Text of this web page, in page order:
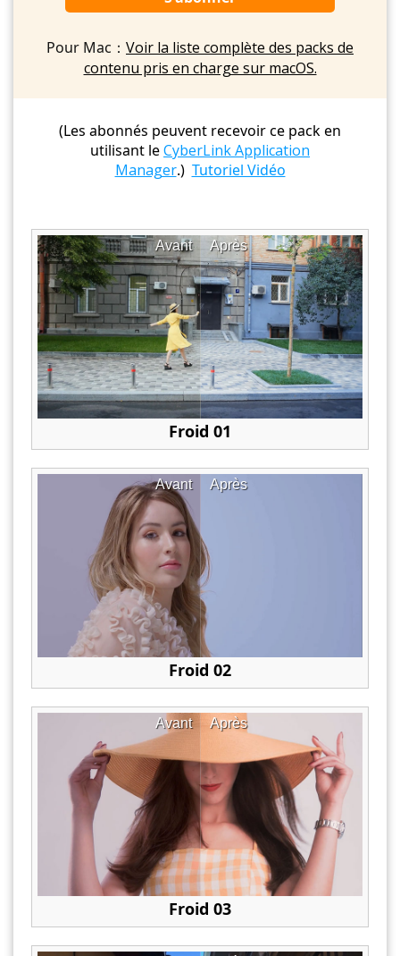
Pour Mac： Voir la liste complète des packs de
contenu pris en charge sur macOS.
(Les abonnés peuvent recevoir ce pack en
utilisant leCyberLink Application
Manager.) Tutoriel Vidéo
Après
Avant
Froid 01
Après
Avant
Froid 02
Après
Avant
Froid 03